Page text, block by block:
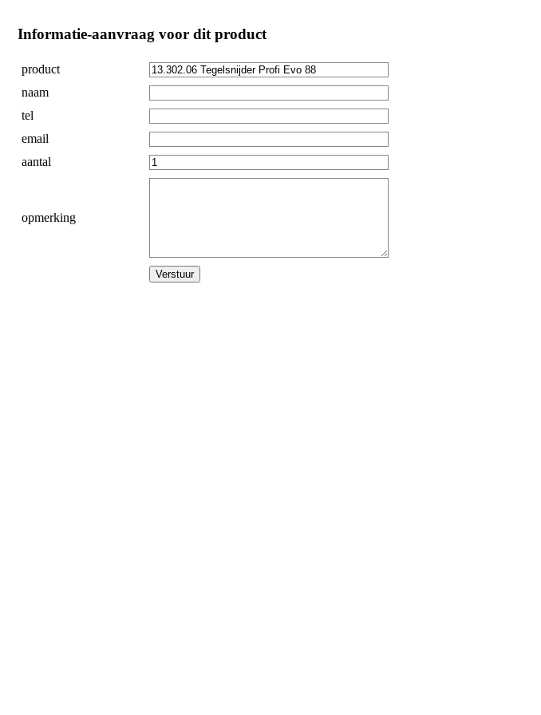
Informatie-aanvraag voor dit product
product
naam
tel
email
aantal
opmerking